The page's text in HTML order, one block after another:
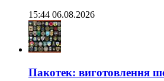
15:44 06.08.2026
Пакотек: виготовлення